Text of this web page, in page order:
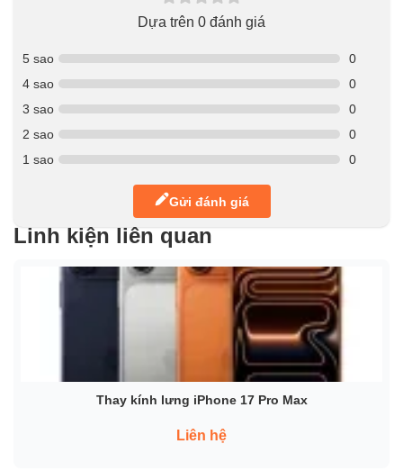
Dựa trên 0 đánh giá
5 sao
0
4 sao
0
3 sao
0
2 sao
0
1 sao
0
Gửi đánh giá
Linh kiện liên quan
Thay kính lưng iPhone 17 Pro Max
Liên hệ